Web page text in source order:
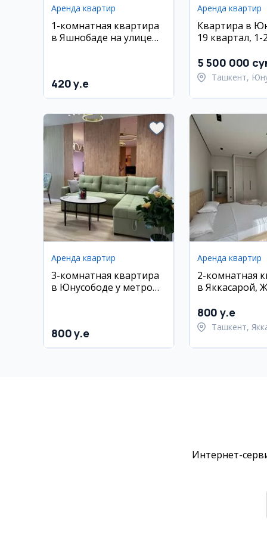
Аренда квартир
1-комнатная квартира
в Яшнобаде на улице
420 y.e
Аренда квартир
Квартира в
19 квартал, 1-
ремонтом и
5 500 000
Ташкент,
Аренда квартир
3-комнатная квартира
в Юнусободе у метро
800 y.e
Аренда квартир
2-комнатная
в Яккасарой,
800 y.e
Ташкент,
Интернет-